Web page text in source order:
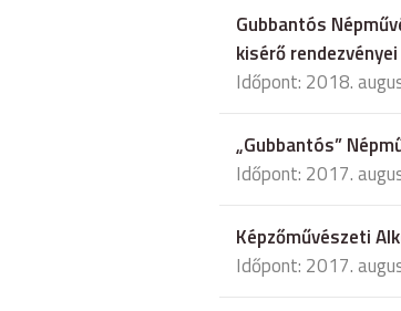
Gubbantós
kisérő
Időpont: 2018.
„Gubbantós”
Időpont: 2017.
Képzőművészeti
Időpont: 2017.